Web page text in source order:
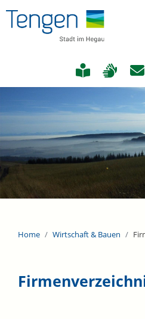
Home Wirtschaft & Bauen